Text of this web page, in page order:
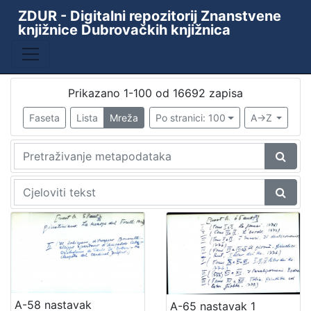
Baza
ZKD - ZDUR
Periodika Ragusina
Knjižnica
9th decade of the 19th century
1480
ZDUR - Digitalni repozitorij Znanstvene
knjižnice Dubrovačkih knjižnica
Prikazano 1-100 od 16692 zapisa
Faseta Lista Mreža Po stranici: 100 A->Z
A-58 nastavak A-65 nastavak 1